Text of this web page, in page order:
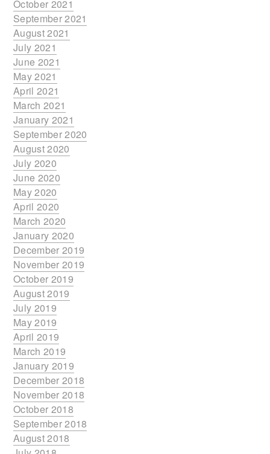
October 2021
September 2021
August 2021
July 2021
June 2021
May 2021
April 2021
March 2021
January 2021
September 2020
August 2020
July 2020
June 2020
May 2020
April 2020
March 2020
January 2020
December 2019
November 2019
October 2019
August 2019
July 2019
May 2019
April 2019
March 2019
January 2019
December 2018
November 2018
October 2018
September 2018
August 2018